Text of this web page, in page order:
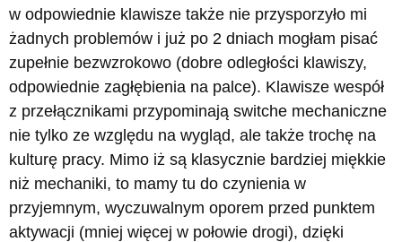
w odpowiednie klawisze także nie przysporzyło mi
żadnych problemów i już po 2 dniach mogłam pisać
zupełnie bezwzrokowo (dobre odległości klawiszy,
odpowiednie zagłębienia na palce). Klawisze wespół
z przełącznikami przypominają switche mechaniczne
nie tylko ze względu na wygląd, ale także trochę na
kulturę pracy. Mimo iż są klasycznie bardziej miękkie
niż mechaniki, to mamy tu do czynienia w
przyjemnym, wyczuwalnym oporem przed punktem
aktywacji (mniej więcej w połowie drogi), dzięki